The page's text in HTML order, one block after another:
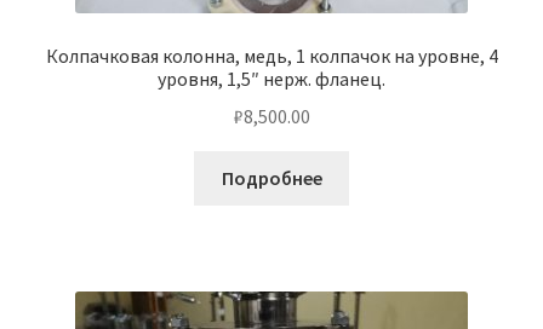
Колпачковая колонна, медь, 1 колпачок на уровне, 4
уровня, 1,5″ нерж. фланец.
₽8,500.00
Подробнее